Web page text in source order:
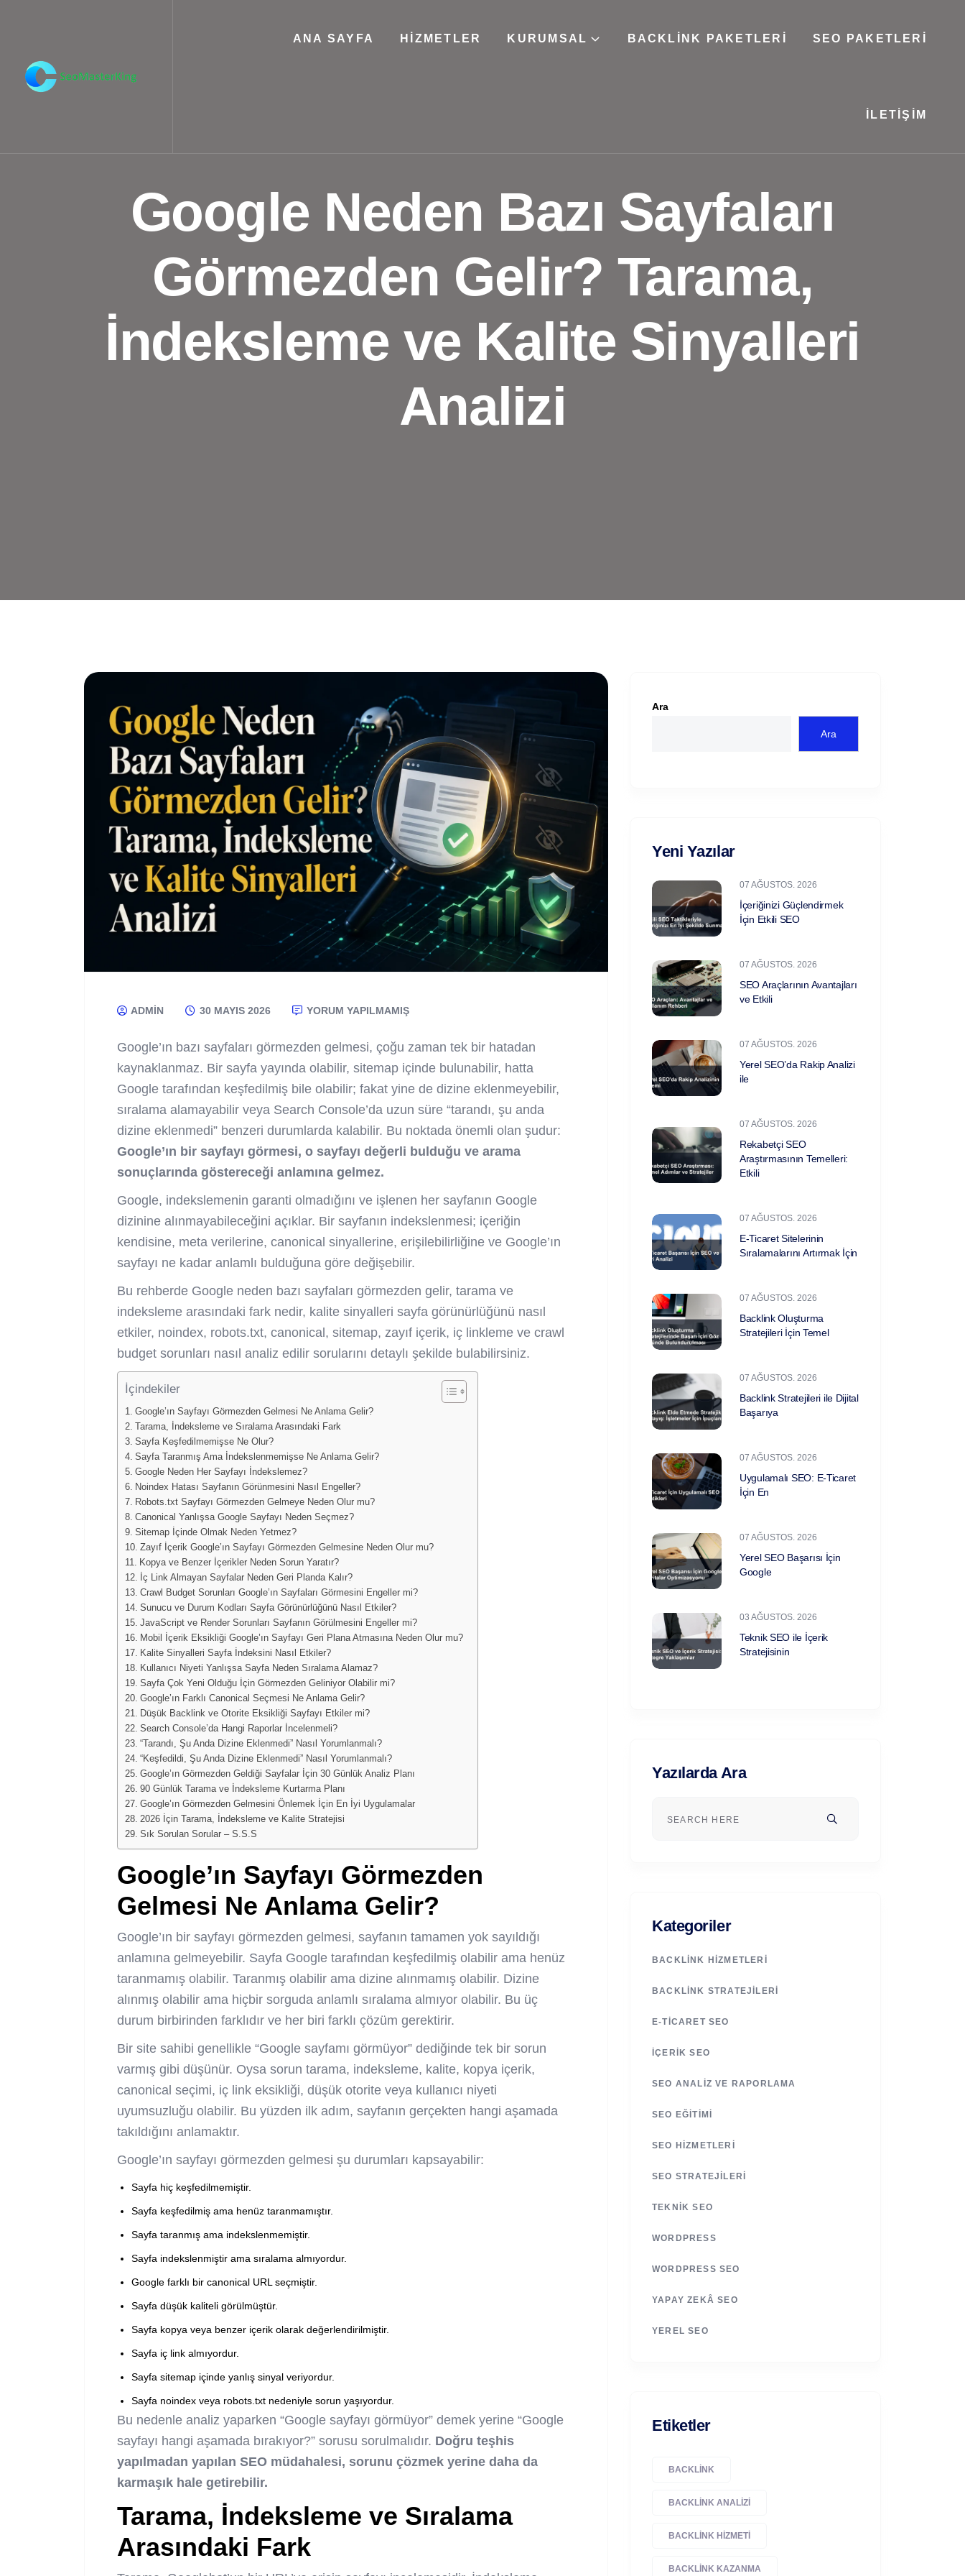
ANA SAYFA HIZMETLER KURUMSAL BACKLINK PAKETLERI SEO PAKETLERI
İLETIŞIM
Google Neden Bazı Sayfaları
Görmezden Gelir? Tarama,
İndeksleme ve Kalite Sinyalleri
Analizi
ADMIN 30 MAYIS 2026 YORUM YAPILMAMIŞ
Google’ın bazı sayfaları görmezden gelmesi, çoğu zaman tek bir hatadan
kaynaklanmaz. Bir sayfa yayında olabilir, sitemap içinde bulunabilir, hatta
Google tarafından keşfedilmiş bile olabilir; fakat yine de dizine eklenmeyebilir,
sıralama alamayabilir veya Search Console’da uzun süre “tarandı, şu anda
dizine eklenmedi” benzeri durumlarda kalabilir. Bu noktada önemli olan şudur:
Google’ın bir sayfayı görmesi, o sayfayı değerli bulduğu ve arama
sonuçlarında göstereceği anlamına gelmez.
Google, indekslemenin garanti olmadığını ve işlenen her sayfanın Google
dizinine alınmayabileceğini açıklar. Bir sayfanın indekslenmesi; içeriğin
kendisine, meta verilerine, canonical sinyallerine, erişilebilirliğine ve Google’ın
sayfayı ne kadar anlamlı bulduğuna göre değişebilir.
Bu rehberde Google neden bazı sayfaları görmezden gelir, tarama ve
indeksleme arasındaki fark nedir, kalite sinyalleri sayfa görünürlüğünü nasıl
etkiler, noindex, robots.txt, canonical, sitemap, zayıf içerik, iç linkleme ve crawl
budget sorunları nasıl analiz edilir sorularını detaylı şekilde bulabilirsiniz.
İçindekiler
Google’ın Sayfayı Görmezden Gelmesi Ne Anlama Gelir?
Tarama, İndeksleme ve Sıralama Arasındaki Fark
Sayfa Keşfedilmemişse Ne Olur?
Sayfa Taranmış Ama İndekslenmemişse Ne Anlama Gelir?
Google Neden Her Sayfayı İndekslemez?
Noindex Hatası Sayfanın Görünmesini Nasıl Engeller?
Robots.txt Sayfayı Görmezden Gelmeye Neden Olur mu?
Canonical Yanlışsa Google Sayfayı Neden Seçmez?
Sitemap İçinde Olmak Neden Yetmez?
Zayıf İçerik Google’ın Sayfayı Görmezden Gelmesine Neden Olur mu?
Kopya ve Benzer İçerikler Neden Sorun Yaratır?
İç Link Almayan Sayfalar Neden Geri Planda Kalır?
Crawl Budget Sorunları Google’ın Sayfaları Görmesini Engeller mi?
Sunucu ve Durum Kodları Sayfa Görünürlüğünü Nasıl Etkiler?
JavaScript ve Render Sorunları Sayfanın Görülmesini Engeller mi?
Mobil İçerik Eksikliği Google’ın Sayfayı Geri Plana Atmasına Neden Olur mu?
Kalite Sinyalleri Sayfa İndeksini Nasıl Etkiler?
Kullanıcı Niyeti Yanlışsa Sayfa Neden Sıralama Alamaz?
Sayfa Çok Yeni Olduğu İçin Görmezden Geliniyor Olabilir mi?
Google’ın Farklı Canonical Seçmesi Ne Anlama Gelir?
Düşük Backlink ve Otorite Eksikliği Sayfayı Etkiler mi?
Search Console’da Hangi Raporlar İncelenmeli?
“Tarandı, Şu Anda Dizine Eklenmedi” Nasıl Yorumlanmalı?
“Keşfedildi, Şu Anda Dizine Eklenmedi” Nasıl Yorumlanmalı?
Google’ın Görmezden Geldiği Sayfalar İçin 30 Günlük Analiz Planı
90 Günlük Tarama ve İndeksleme Kurtarma Planı
Google’ın Görmezden Gelmesini Önlemek İçin En İyi Uygulamalar
2026 İçin Tarama, İndeksleme ve Kalite Stratejisi
Sık Sorulan Sorular – S.S.S
Google’ın Sayfayı Görmezden
Gelmesi Ne Anlama Gelir?
Google’ın bir sayfayı görmezden gelmesi, sayfanın tamamen yok sayıldığı
anlamına gelmeyebilir. Sayfa Google tarafından keşfedilmiş olabilir ama henüz
taranmamış olabilir. Taranmış olabilir ama dizine alınmamış olabilir. Dizine
alınmış olabilir ama hiçbir sorguda anlamlı sıralama almıyor olabilir. Bu üç
durum birbirinden farklıdır ve her biri farklı çözüm gerektirir.
Bir site sahibi genellikle “Google sayfamı görmüyor” dediğinde tek bir sorun
varmış gibi düşünür. Oysa sorun tarama, indeksleme, kalite, kopya içerik,
canonical seçimi, iç link eksikliği, düşük otorite veya kullanıcı niyeti
uyumsuzluğu olabilir. Bu yüzden ilk adım, sayfanın gerçekten hangi aşamada
takıldığını anlamaktır.
Google’ın sayfayı görmezden gelmesi şu durumları kapsayabilir:
Sayfa hiç keşfedilmemiştir.
Sayfa keşfedilmiş ama henüz taranmamıştır.
Sayfa taranmış ama indekslenmemiştir.
Sayfa indekslenmiştir ama sıralama almıyordur.
Google farklı bir canonical URL seçmiştir.
Sayfa düşük kaliteli görülmüştür.
Sayfa kopya veya benzer içerik olarak değerlendirilmiştir.
Sayfa iç link almıyordur.
Sayfa sitemap içinde yanlış sinyal veriyordur.
Sayfa noindex veya robots.txt nedeniyle sorun yaşıyordur.
Bu nedenle analiz yaparken “Google sayfayı görmüyor” demek yerine “Google
sayfayı hangi aşamada bırakıyor?” sorusu sorulmalıdır. Doğru teşhis
yapılmadan yapılan SEO müdahalesi, sorunu çözmek yerine daha da
karmaşık hale getirebilir.
Tarama, İndeksleme ve Sıralama
Arasındaki Fark
Ara
Ara
Yeni Yazılar
07 AĞUSTOS. 2026
İçeriğinizi Güçlendirmek
İçin Etkili SEO
07 AĞUSTOS. 2026
SEO Araçlarının Avantajları
ve Etkili
07 AĞUSTOS. 2026
Yerel SEO’da Rakip Analizi
ile
07 AĞUSTOS. 2026
Rekabetçi SEO
Araştırmasının Temelleri:
Etkili
07 AĞUSTOS. 2026
E-Ticaret Sitelerinin
Sıralamalarını Artırmak İçin
07 AĞUSTOS. 2026
Backlink Oluşturma
Stratejileri İçin Temel
07 AĞUSTOS. 2026
Backlink Stratejileri ile Dijital
Başarıya
07 AĞUSTOS. 2026
Uygulamalı SEO: E-Ticaret
İçin En
07 AĞUSTOS. 2026
Yerel SEO Başarısı İçin
Google
03 AĞUSTOS. 2026
Teknik SEO ile İçerik
Stratejisinin
Yazılarda Ara
Kategoriler
BACKLINK HIZMETLERI
BACKLINK STRATEJILERI
E-TICARET SEO
İÇERIK SEO
SEO ANALIZ VE RAPORLAMA
SEO EĞITIMI
SEO HIZMETLERI
SEO STRATEJILERI
TEKNIK SEO
WORDPRESS
WORDPRESS SEO
YAPAY ZEKÂ SEO
YEREL SEO
Etiketler
BACKLINK
BACKLINK ANALIZI
BACKLINK HIZMETI
BACKLINK KAZANMA